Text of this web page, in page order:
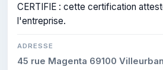
CERTIFIE : cette certification
l'entreprise.
ADRESSE
45 rue Magenta 69100